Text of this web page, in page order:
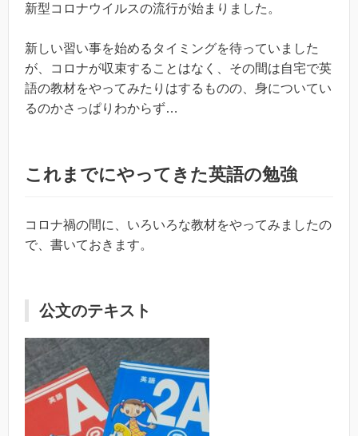
新型コロナウイルスの流行が始まりました。
新しい習い事を始めるタイミングを待っていました
が、コロナが収束することはなく、その間は自宅で英
語の教材をやってみたりはするものの、身についてい
るのかさっぱりわからず…
これまでにやってきた英語の勉強
コロナ禍の間に、いろいろな教材をやってみましたの
で、書いておきます。
公文のテキスト